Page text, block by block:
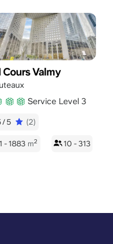
Cours Valmy
Service Level 3
5 (2)
- 1883 m2 10 - 313